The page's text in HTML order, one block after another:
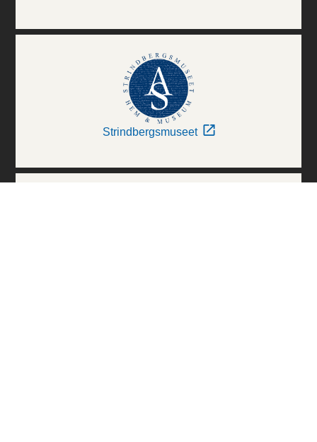
Strindbergsmuseet